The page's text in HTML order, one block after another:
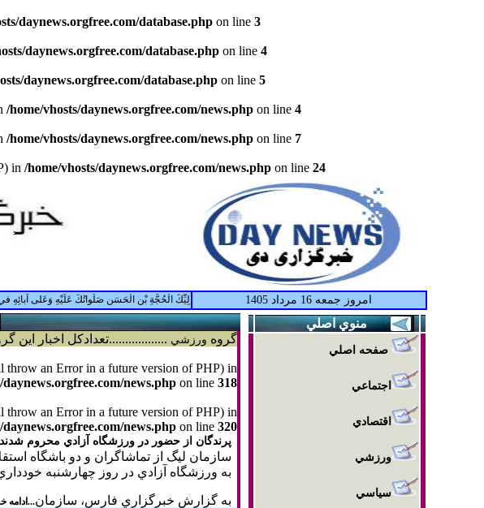
daynews.orgfree.com/database.php on line 3
daynews.orgfree.com/database.php on line 4
daynews.orgfree.com/database.php on line 5
/home/vhosts/daynews.orgfree.com/news.php on line 4
/home/vhosts/daynews.orgfree.com/news.php on line 7
in /home/vhosts/daynews.orgfree.com/news.php on line 24
امروز جمعه 16 مرداد 1405 اَللّهُمَّ كُنْ لِوَلِيِّكَ الْحُجَّةِ بْنِ الْحَسَنِ صَلَواتُكَ عَلَيْهِ وَعَلى آبائِهِ في هذِهِ
منوي اصلي
صفحه اصلي
اجتماعي
اقتصادي
ورزشي
سياسي
گروه ورزشي ..................تعدادكل اخبار اين
throw an Error in a future version of PHP) in
daynews.orgfree.com/news.phpon line 318
throw an Error in a future version of PHP) in
daynews.orgfree.com/news.phpon line 320
پرندگان از حضور در ورزشگاه آزادي محروم شدند
سازمان ليگ از تماشاگران و دو باشگاه
به ورزشگاه آزادي در روز چهارشنبه
به گزارش خبرگزاري فارس، سازمان...ادامه